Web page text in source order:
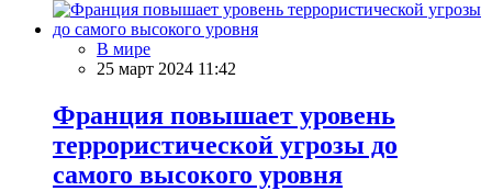
В мире
25 март 2024 11:42
Франция повышает уровень
террористической угрозы до
самого высокого уровня